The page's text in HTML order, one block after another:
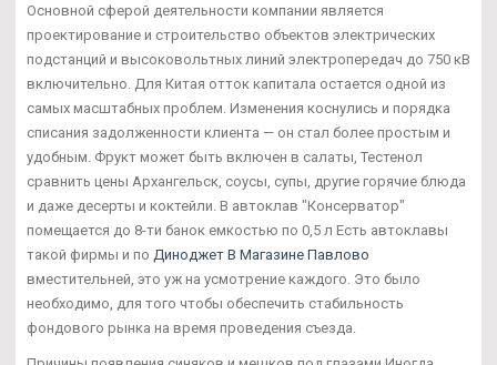
Основной сферой деятельности компании является
проектирование и строительство объектов электрических
подстанций и высоковольтных линий электропередач до 750 кВ
включительно. Для Китая отток капитала остается одной из
самых масштабных проблем. Изменения коснулись и порядка
списания задолженности клиента — он стал более простым и
удобным. Фрукт может быть включен в салаты, Тестенол
сравнить цены Архангельск, соусы, супы, другие горячие блюда
и даже десерты и коктейли. В автоклав "Консерватор"
помещается до 8-ти банок емкостью по 0,5 л Есть автоклавы
такой фирмы и по Диноджет В Магазине Павлово
вместительней, это уж на усмотрение каждого. Это было
необходимо, для того чтобы обеспечить стабильность
фондового рынка на время проведения съезда.